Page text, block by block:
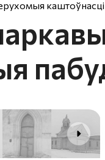
каштоўнасці